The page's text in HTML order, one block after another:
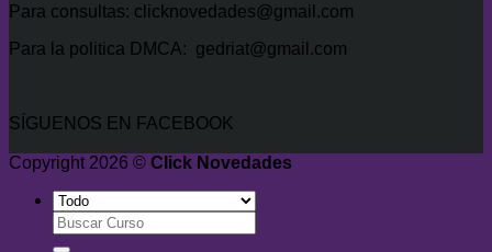
Para consultas: clicknovedades@gmail.com
Para la politica DMCA: gedriat@gmail.com
SÍGUENOS EN FACEBOOK
Copyright 2026 © Click Novedades
Buscar
por: